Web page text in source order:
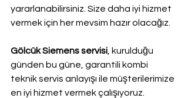
yararlanabilirsiniz. Size daha iyi hizmet
vermek için her mevsim hazır olacağız.
Gölcük Siemens servisi , kurulduğu
günden bu güne, garantili kombi
teknik servis anlayışı ile müşterilerimize
en iyi hizmet vermek çalışıyoruz.